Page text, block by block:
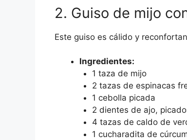
2. Guiso de mijo
Este guiso es cálido y
Ingredientes:
1 taza de mijo
2 tazas de espinacas
1 cebolla picada
2 dientes de ajo,
4 tazas de caldo de
1 cucharadita de